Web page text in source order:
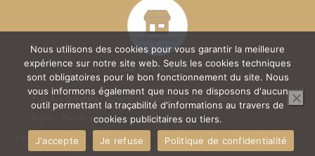
Sur RDV à l'atelier
Conditions Générales de Vente
Mentions légales
Plan du site
© 2026 Kréa Broderie
Nous utilisons des cookies pour vous garantir la meilleure
expérience sur notre site web. Seuls les cookies techniques
sont obligatoires pour le bon fonctionnement du site. Nous
vous informons également que nous ne disposons d'aucun
outil permettant la traçabilité d'informations au travers de
cookies publicitaires ou tiers.
J'accepte
Je refuse Politique de confidentialité